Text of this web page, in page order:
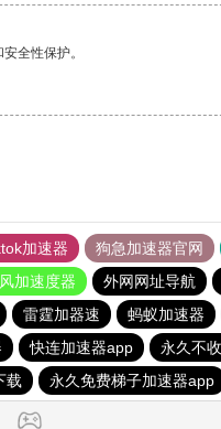
全性保护。
加速器 狗急加速器官网
加速度器 外网网址导航
雷霆加器速 蚂蚁加速器
快连加速器app 永久不
载 永久免费梯子加速器app